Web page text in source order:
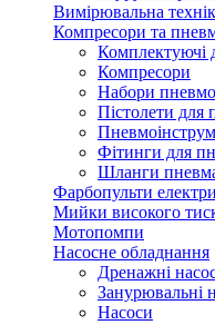
Вимірювальна
Компресори та
Комплектуючі
Компресори
Набори
Пістолети для
Фітинги для
Шланги
Фарбопульти
Мийки високого
Мотопомпи
Насосне обладнання
Дренажні
Занурювальні
Насоси